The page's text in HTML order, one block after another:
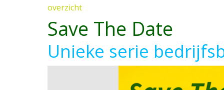
overzicht
Save The Date
Unieke serie